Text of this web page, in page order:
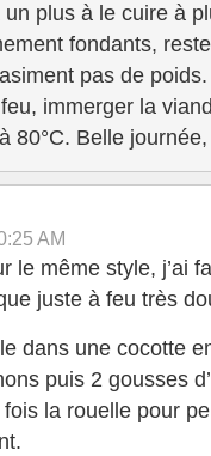
un plus à le cuire à
fondants,
pas de
immerger la
80°C. Belle
AM
le même style, j’ai
juste à feu très
dans une cocotte
puis 2 gousses
la rouelle pour